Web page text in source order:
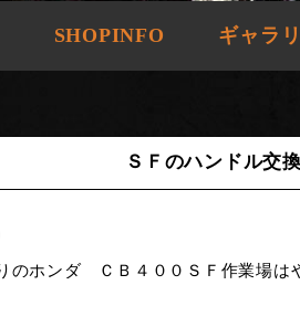
SHOPINFO ギャラ
ＳＦのハンドル交換
のホンダ ＣＢ４００ＳＦ作業場は